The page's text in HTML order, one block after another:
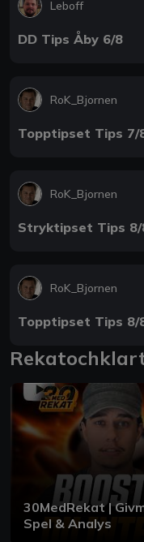
Leboff
DD Tips Åby 6/8
RoK_Bjornen
Topptipset Tips 7/
RoK_Bjornen
Stryktipset Tips 8/
RoK_Bjornen
Topptipset Tips 8/
30MedRekat |
Spel & Analys